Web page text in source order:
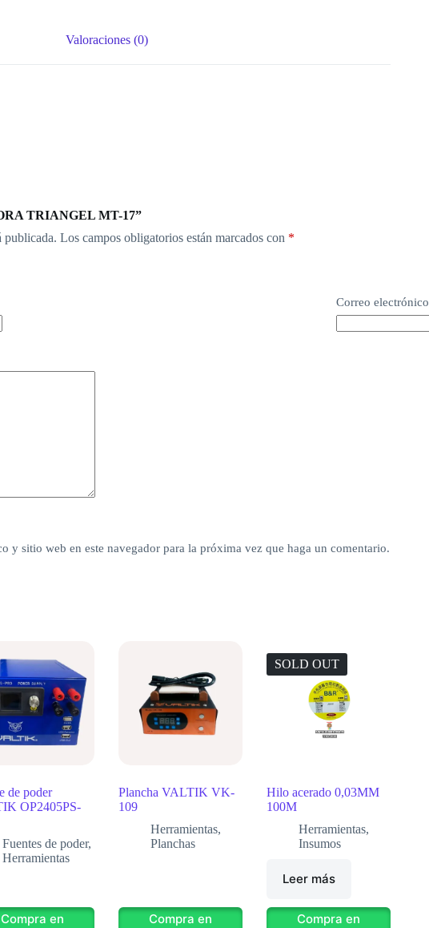
Valoraciones (0)
TRIANGEL MT-17”
publicada. Los campos obligatorios están marcados con *
Correo electrónico
y sitio web en este navegador para la próxima vez que haga un comentario.
de poder
OP2405PS-
Fuentes de poder,
Herramientas
Compra en
Plancha VALTIK VK-
109
Herramientas,
Planchas
Compra en
SOLD OUT
Hilo acerado 0,03MM
100M
Herramientas,
Insumos
Leer más
Compra en